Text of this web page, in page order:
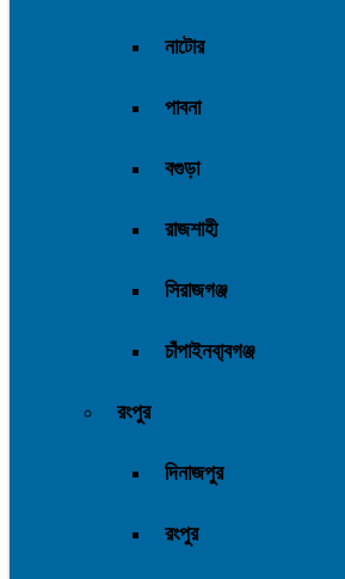
নাটোর
পাবনা
বগুড়া
রাজশাহী
সিরাজগঞ্জ
চাঁপাইনবা্বগঞ্জ
রংপুর
দিনাজপুর
রংপুর